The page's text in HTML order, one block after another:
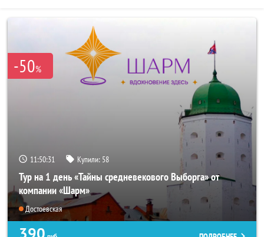
-50%
11:50:31 Купили: 58
Тур на 1 день «Тайны средневекового Выборга» от
компании «Шарм»
Достоевская